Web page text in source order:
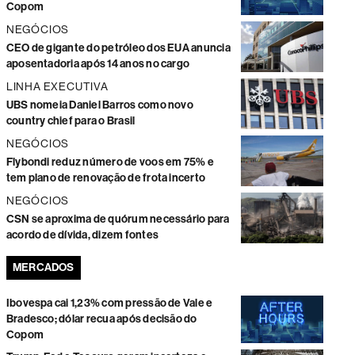
Copom
NEGÓCIOS
CEO de gigante do petróleo dos EUA anuncia
aposentadoria após 14 anos no cargo
LINHA EXECUTIVA
UBS nomeia Daniel Barros como novo
country chief para o Brasil
NEGÓCIOS
Flybondi reduz número de voos em 75% e
tem plano de renovação de frota incerto
NEGÓCIOS
CSN se aproxima de quórum necessário para
acordo de dívida, dizem fontes
MERCADOS
Ibovespa cai 1,23% com pressão de Vale e
Bradesco; dólar recua após decisão do
Copom